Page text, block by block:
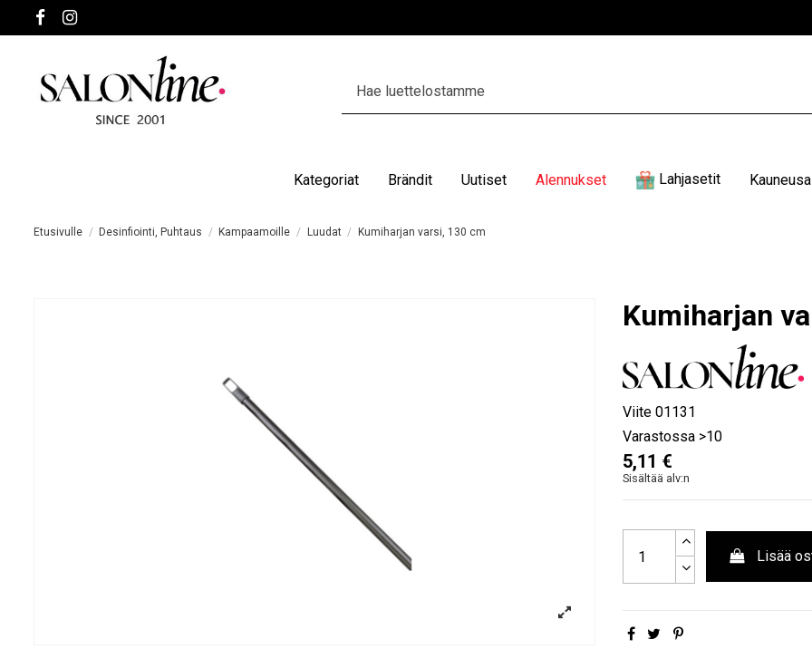
Kategoriat Brändit Uutiset Alennukset Lahjasetit
Etusivulle Desinfiointi, Puhtaus Kampaamoille Luudat Kumiharjan varsi, 130 cm
Kumiharjan
Viite 01131
Varastossa >10
5,11 €
Sisältää alv:n
Lisää